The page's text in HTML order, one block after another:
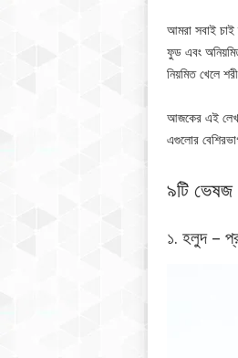
আমরা সবাই
ফুড এবং
নিয়মিত খেলে
আজকের এই
এগুলোর
৯টি ভেষজ
১. হলুদ –